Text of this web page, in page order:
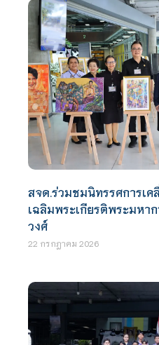
สจด.ร่วมชมนิทรรศการเค
เฉลิมพระเกียรติพระมหา
วงศ์
22 กรกฎาคม 2026